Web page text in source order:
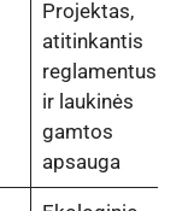
Projektas,
atitinkantis
reglamentus
ir laukinės
gamtos
apsauga